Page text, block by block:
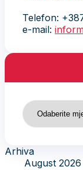
Telefon:
e-mail:
Arhiva
Arhiva
August 2026